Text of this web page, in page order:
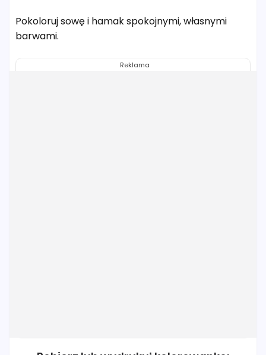
Pokoloruj sowę i hamak spokojnymi, własnymi
barwami.
Reklama